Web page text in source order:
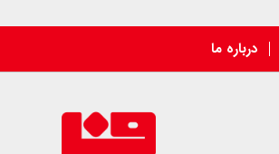
درباره ما